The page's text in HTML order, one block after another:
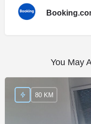
You May
80 KM